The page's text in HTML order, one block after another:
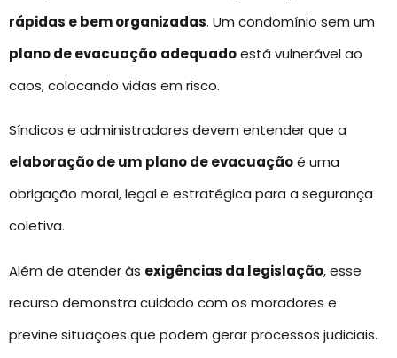
rápidas e bem organizadas. Um condomínio sem um
plano de evacuação adequadoestá vulnerável ao
caos, colocando vidas em risco.
Síndicos e administradores devem entender que a
elaboração de um plano de evacuaçãoé uma
obrigação moral, legal e estratégica para a segurança
coletiva.
Além de atender às exigências da legislação, esse
recurso demonstra cuidado com os moradores e
previne situações que podem gerar processos judiciais.